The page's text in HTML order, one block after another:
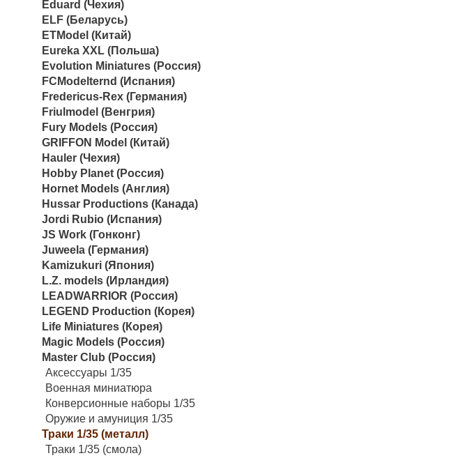
Eduard (Чехия)
ELF (Беларусь)
ETModel (Китай)
Eureka XXL (Польша)
Evolution Miniatures (Россия)
FCModelternd (Испания)
Fredericus-Rex (Германия)
Friulmodel (Венгрия)
Fury Models (Россия)
GRIFFON Model (Китай)
Hauler (Чехия)
Hobby Planet (Россия)
Hornet Models (Англия)
Hussar Productions (Канада)
Jordi Rubio (Испания)
JS Work (Гонконг)
Juweela (Германия)
Kamizukuri (Япония)
L.Z. models (Ирландия)
LEADWARRIOR (Россия)
LEGEND Production (Корея)
Life Miniatures (Корея)
Magic Models (Россия)
Master Club (Россия)
Аксессуары 1/35
Военная миниатюра
Конверсионные наборы 1/35
Оружие и амуниция 1/35
Траки 1/35 (металл)
Траки 1/35 (смола)